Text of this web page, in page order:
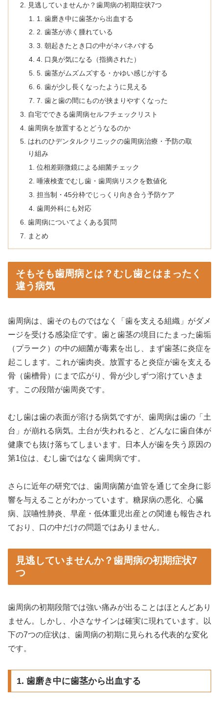
見逃していませんか？歯周病の初期症状7つ
1. 歯磨き中に歯茎から出血する
2. 歯茎が赤く腫れている
3. 朝起きたとき口の中がネバネバする
4. 口臭が気になる（指摘された）
5. 歯茎がムズムズする・かゆい感じがする
6. 歯が少し長くなったように見える
7. 歯と歯の間にものが挟まりやすくなった
自宅でできる歯周病セルフチェックリスト
歯周病を放置するとどうなるのか
はれのひデンタルクリニックの歯周病治療・予防の取
り組み
位相差顕微鏡による細菌チェック
唾液検査でむし歯・歯周病リスクを数値化
担当制・45分枠でじっくり向き合う予防ケア
歯周外科にも対応
歯周病についてよくある質問
まとめ
そもそも歯周病とは？むし歯とはまったく
違う病気
歯周病は、歯そのものではなく「歯を支える組織」がダメ
ージを受ける感染症です。歯と歯茎の境目にたまった歯垢
（プラーク）の中の細菌が毒素を出し、まず歯茎に炎症を
起こします。これが歯肉炎。放置すると炎症が歯を支える
骨（歯槽骨）にまで広がり、骨が少しずつ溶けていきま
す。この段階が歯周炎です。
むし歯は歯の表面が溶ける病気ですが、歯周病は歯の「土
台」が崩れる病気。土台が失われると、どんなに歯自体が
健康でも抜け落ちてしまいます。日本人が歯を失う原因の
第1位は、むし歯ではなく歯周病です。
さらに近年の研究では、歯周病菌が血管を通じて全身に影
響を与えることがわかっています。糖尿病の悪化、心臓
病、誤嚥性肺炎、早産・低体重児出産との関連も報告され
ており、口の中だけの問題ではありません。
見逃していませんか？歯周病の初期症状7
つ
歯周病の初期段階では強い痛みが出ることはほとんどあり
ません。しかし、小さなサインは確実に現れています。以
下の7つの症状は、歯周病の初期に見られる代表的な変化
です。
1. 歯磨き中に歯茎から出血する